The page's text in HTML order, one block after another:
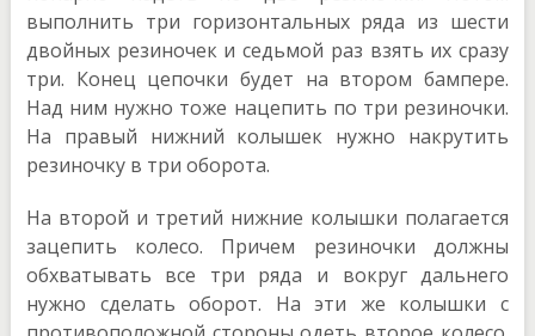
выполнить три горизонтальных ряда из шести
двойных резиночек и седьмой раз взять их сразу
три. Конец цепочки будет на втором бампере.
Над ним нужно тоже нацепить по три резиночки.
На правый нижний колышек нужно накрутить
резиночку в три оборота.
На второй и третий нижние колышки полагается
зацепить колесо. Причем резиночки должны
обхватывать все три ряда и вокруг дальнего
нужно сделать оборот. На эти же колышки с